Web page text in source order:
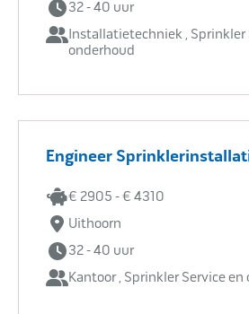
32 - 40 uur
Installatietechniek , Sprinkler
onderhoud
Engineer
€ 2905 - € 4310
Uithoorn
32 - 40 uur
Kantoor , Sprinkler Service en